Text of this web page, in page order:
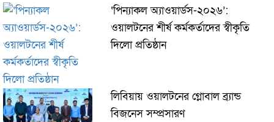
‘পিন্যাকল অ্যাওয়ার্ডস-২০২৬’:
ওয়ালটনের শীর্ষ কর্মকর্তাদের স্বীকৃতি
দিলো প্রতিষ্ঠান
লিবিয়ায় ওয়ালটনের গ্লোবাল ব্র্যান্ড
বিজনেস সম্প্রসারণ